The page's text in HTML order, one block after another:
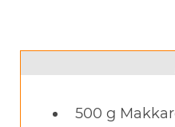
500 g